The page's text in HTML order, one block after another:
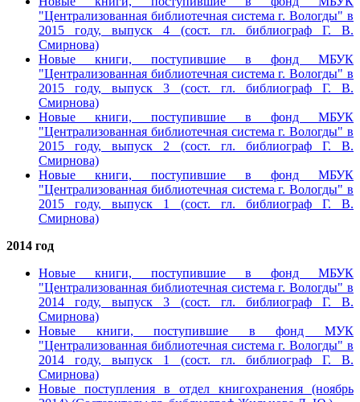
"Централизованная библиотечная система г. Вологды" в
2015 году, выпуск 4 (сост. гл. библиограф Г. В.
Смирнова)
Новые книги, поступившие в фонд МБУК
"Централизованная библиотечная система г. Вологды" в
2015 году, выпуск 3 (сост. гл. библиограф Г. В.
Смирнова)
Новые книги, поступившие в фонд МБУК
"Централизованная библиотечная система г. Вологды" в
2015 году, выпуск 2 (сост. гл. библиограф Г. В.
Смирнова)
Новые книги, поступившие в фонд МБУК
"Централизованная библиотечная система г. Вологды" в
2015 году, выпуск 1 (сост. гл. библиограф Г. В.
Смирнова)
2014 год
Новые книги, поступившие в фонд МБУК
"Централизованная библиотечная система г. Вологды" в
2014 году, выпуск 3 (сост. гл. библиограф Г. В.
Смирнова)
Новые книги, поступившие в фонд МУК
"Централизованная библиотечная система г. Вологды" в
2014 году, выпуск 1 (сост. гл. библиограф Г. В.
Смирнова)
Новые поступления в отдел книгохранения (ноябрь